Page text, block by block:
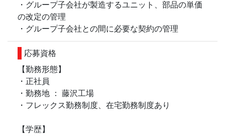
・グループ子会社が製造するユニット、部品の単価
の改定の管理
・グループ子会社との間に必要な契約の管理
応募資格
【勤務形態】
・正社員
・勤務地 ： 藤沢工場
・フレックス勤務制度、在宅勤務制度あり
【学歴】